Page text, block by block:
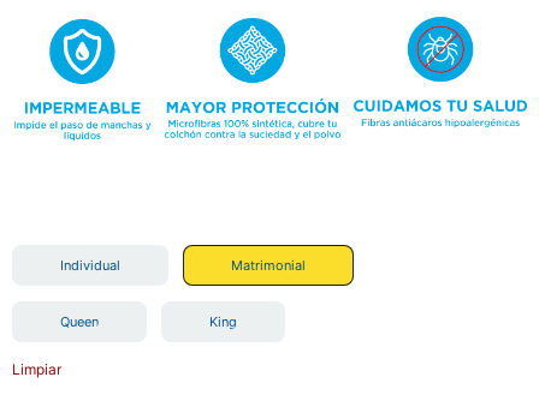
Individual Matrimonial
Queen King
Limpiar